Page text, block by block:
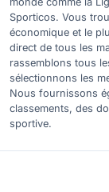
Sporticos. Vous
économique et le
direct de tous les
rassemblons tous
sélectionnons les
Nous fournissons
classements, des
sportive.